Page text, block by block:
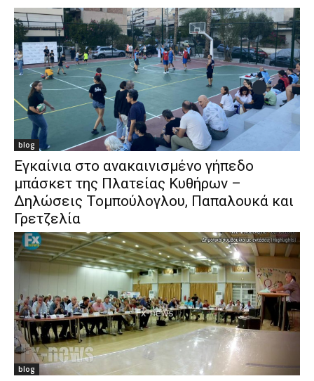
blog
Εγκαίνια στο ανακαινισμένο γήπεδο
μπάσκετ της Πλατείας Κυθήρων –
Δηλώσεις Τομπούλογλου, Παπαλουκά και
Γρετζελία
blog